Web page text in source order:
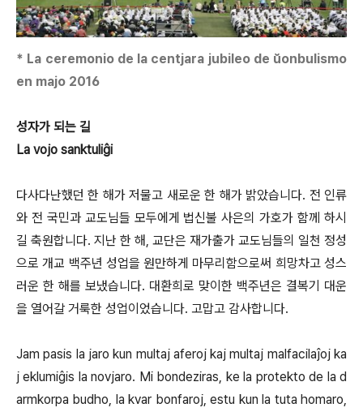
* La ceremonio de la centjara jubileo de ŭonbulismo
en majo 2016
성자가 되는 길
La vojo sanktuliĝi
다사다난했던 한 해가 저물고 새로운 한 해가 밝았습니다. 전 인류
와 전 국민과 교도님들 모두에게 법신불 사은의 가호가 함께 하시
길 축원합니다. 지난 한 해, 교단은 재가출가 교도님들의 일천 정성
으로 개교 백주년 성업을 원만하게 마무리함으로써 희망차고 성스
러운 한 해를 보냈습니다. 대환희로 맞이한 백주년은 결복기 대운
을 열어갈 거룩한 성업이었습니다. 고맙고 감사합니다.
Jam pasis la jaro kun multaj aferoj kaj multaj malfacilaĵoj ka
j eklumiĝis la novjaro. Mi bondeziras, ke la protekto de la d
armkorpa budho, la kvar bonfaroj, estu kun la tuta homaro,